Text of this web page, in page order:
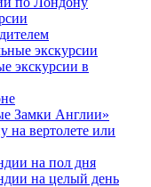
экскурсии
экскурсии в
Замки Англии»
на вертолете или
на пол дня
на целый день